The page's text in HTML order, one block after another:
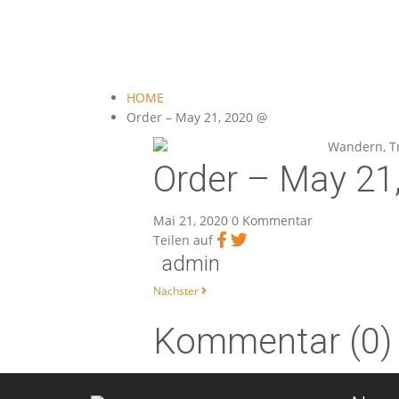
HOME
Order – May 21, 2020 @
Order – May
Mai 21, 2020 0 Kommentar
Teilen auf
admin
Nächster
Kommentar (0)